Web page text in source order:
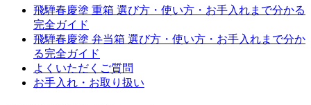
飛騨春慶塗 重箱 選び方・使い方・お手入れまで分かる
完全ガイド
飛騨春慶塗 弁当箱 選び方・使い方・お手入れまで分か
る完全ガイド
よくいただくご質問
お手入れ・お取り扱い